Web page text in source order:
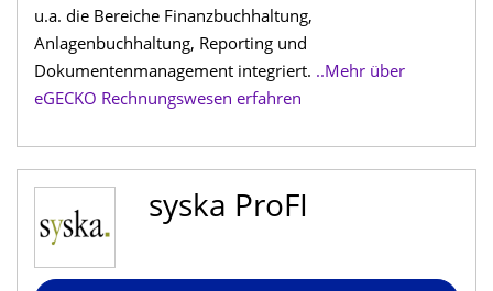
u.a. die Bereiche Finanzbuchhaltung,
Anlagenbuchhaltung, Reporting und
Dokumentenmanagement integriert. ..Mehr über
eGECKO Rechnungswesen erfahren
syska ProFI